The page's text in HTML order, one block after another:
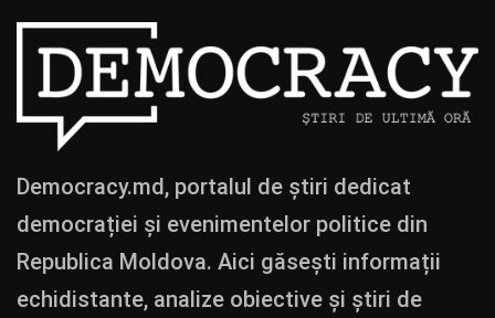
Democracy.md, portalul de știri dedicat
democrației și evenimentelor politice din
Republica Moldova. Aici găsești informații
echidistante, analize obiective și știri de